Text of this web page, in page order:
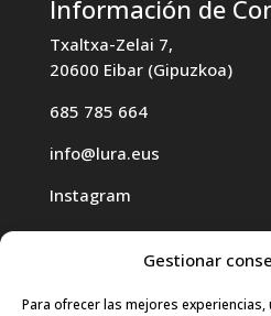
Gestionar
Para ofrecer las mejores
Información de
Txaltxa-Zelai 7,
20600 Eibar (Gipuzkoa)
685 785 664
info@lura.eus
Instagram